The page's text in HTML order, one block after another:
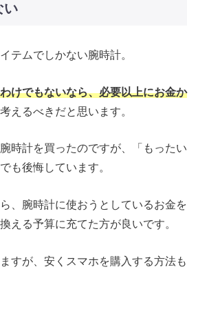
い
テムでしかない腕時計。
けでもないなら、必要以上にお金か
えるべきだと思います。
時計を買ったのですが、「もったい
も後悔しています。
、腕時計に使おうとしているお金を
える予算に充てた方が良いです。
すが、安くスマホを購入する方法も